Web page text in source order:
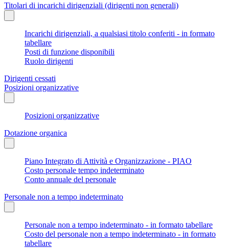
Titolari di incarichi dirigenziali (dirigenti non generali)
Incarichi dirigenziali, a qualsiasi titolo conferiti - in formato
tabellare
Posti di funzione disponibili
Ruolo dirigenti
Dirigenti cessati
Posizioni organizzative
Posizioni organizzative
Dotazione organica
Piano Integrato di Attività e Organizzazione - PIAO
Costo personale tempo indeterminato
Conto annuale del personale
Personale non a tempo indeterminato
Personale non a tempo indeterminato - in formato tabellare
Costo del personale non a tempo indeterminato - in formato
tabellare